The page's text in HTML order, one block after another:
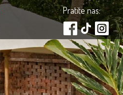
Pratite nas: